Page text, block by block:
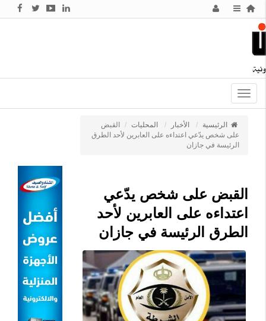
Toggle
navigation
الرئيسية الأخبار المحليات
القبض
على شخص يدّعي اعتداءه على العابرين لأحد الطرق
الرئيسة في جازان
القبض على شخص يدّعي
اعتداءه على العابرين لأحد
الطرق الرئيسة في جازان